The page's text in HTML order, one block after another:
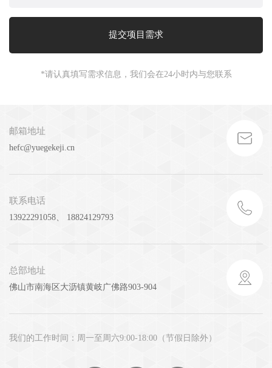
*请认真填写需求信息，我们会在24小时内与您联系
邮箱地址
hefc@yuegekeji.cn
联系电话
13922291058、 18824129793
总部地址
佛山市南海区大沥镇黄岐广佛路903-904
我们的工作时间：周一至周六9:00-18:00（节假日除外）